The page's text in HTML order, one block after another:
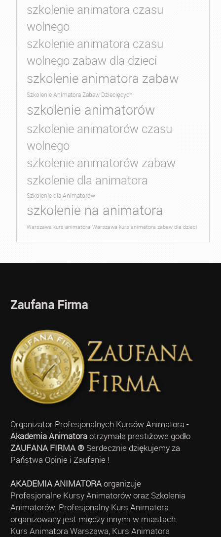
szkolenie animatora czasu
wolnego
szkolenie animatora czasu
wolnego zabaw dla dzieci
szkolenie animatora zabaw
Szkolenie Animatora Zabaw Dziecięcych
szkolenie animatorów
szkolenie animatorów czasu
wolnego
szkolenie animatorów zabaw
szkolenie dla animatora
Szkolenie dla Animatorów
szkolenie na animatora
Warszawa kurs animatora Warszawa kurs animatora zabaw dla dzieci
Zaufana Firma
Organizator Profesjonalnych Kursów Animatora -
Akademia Animatoraotrzymała prestiżowe godło
ZAUFANA FIRMA ®Serdecznie dziękujemy za
Państwa Opinie i Zaufanie !
AKADEMIA ANIMATORAorganizuje
Profesjonalne Kursy Animatorów oraz Szkolenia
Animatorów. Profesjonalny Kurs Animatora
organizowany jest między innymi w miastach:
Kurs Animatora Warszawa, Kurs Animatora